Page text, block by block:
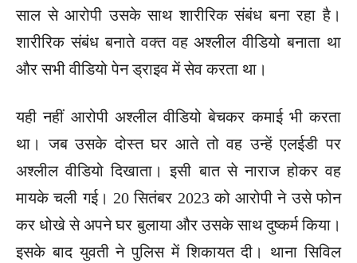
साल से आरोपी उसके साथ शारीरिक संबंध बना रहा है।
शारीरिक संबंध बनाते वक्त वह अश्लील वीडियो बनाता था
और सभी वीडियो पेन ड्राइव में सेव करता था।
यही नहीं आरोपी अश्लील वीडियो बेचकर कमाई भी करता
था। जब उसके दोस्त घर आते तो वह उन्हें एलईडी पर
अश्लील वीडियो दिखाता। इसी बात से नाराज होकर वह
मायके चली गई। 20 सितंबर 2023 को आरोपी ने उसे फोन
कर धोखे से अपने घर बुलाया और उसके साथ दुष्कर्म किया।
इसके बाद युवती ने पुलिस में शिकायत दी। थाना सिविल